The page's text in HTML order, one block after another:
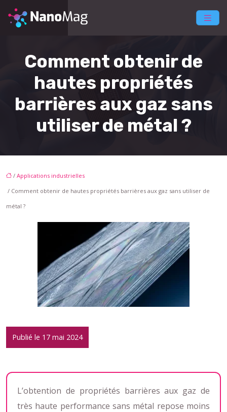
Comment obtenir de
hautes propriétés
barrières aux gaz sans
utiliser de métal ?
/ Applications industrielles
/ Comment obtenir de hautes propriétés barrières aux gaz sans utiliser de
métal ?
Publié le 17 mai 2024
L’obtention de propriétés barrières aux gaz de
très haute performance sans métal repose moins